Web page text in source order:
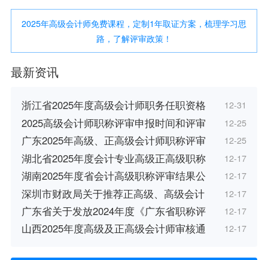
2025年高级会计师免费课程，定制1年取证方案，梳理学习思
路，了解评审政策！
最新资讯
浙江省2025年度高级会计师职务任职资格 12-31
2025高级会计师职称评审申报时间和评审 12-25
广东2025年高级、正高级会计师职称评审 12-25
湖北省2025年度会计专业高级正高级职称 12-17
湖南2025年度省会计高级职称评审结果公 12-17
深圳市财政局关于推荐正高级、高级会计 12-17
广东省关于发放2024年度《广东省职称评 12-17
山西2025年度高级及正高级会计师审核通 12-17